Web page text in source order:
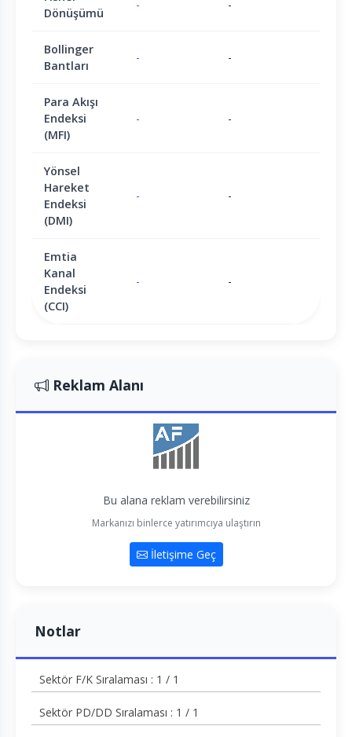
Dönüşümü
- -
Bollinger
Bantları
- -
Para Akışı
Endeksi
(MFI)
- -
Yönsel
Hareket
Endeksi
(DMI)
- -
Emtia
Kanal
Endeksi
(CCI)
- -
Reklam Alanı
Bu alana reklam verebilirsiniz
Markanızı binlerce yatırımcıya ulaştırın
İletişime Geç
Notlar
Sektör F/K Sıralaması : 1 / 1
Sektör PD/DD Sıralaması : 1 / 1